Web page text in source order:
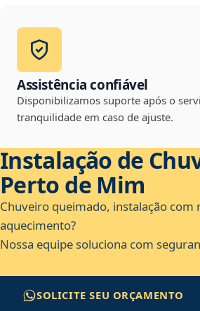
Assistência confiável
Disponibilizamos suporte após o
tranquilidade em caso de ajuste.
Instalação de
Perto de Mim
Chuveiro queimado, instalação com
aquecimento?
Nossa equipe soluciona com
SOLICITE SEU ORÇAMENTO